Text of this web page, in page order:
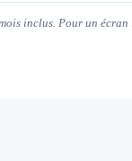
inclus. Pour un